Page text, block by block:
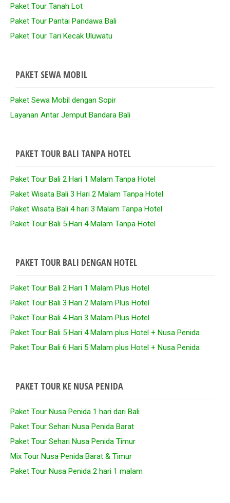
Paket Tour Tanah Lot
Paket Tour Pantai Pandawa Bali
Paket Tour Tari Kecak Uluwatu
PAKET SEWA MOBIL
Paket Sewa Mobil dengan Sopir
Layanan Antar Jemput Bandara Bali
PAKET TOUR BALI TANPA HOTEL
Paket Tour Bali 2 Hari 1 Malam Tanpa Hotel
Paket Wisata Bali 3 Hari 2 Malam Tanpa Hotel
Paket Wisata Bali 4 hari 3 Malam Tanpa Hotel
Paket Tour Bali 5 Hari 4 Malam Tanpa Hotel
PAKET TOUR BALI DENGAN HOTEL
Paket Tour Bali 2 Hari 1 Malam Plus Hotel
Paket Tour Bali 3 Hari 2 Malam Plus Hotel
Paket Tour Bali 4 Hari 3 Malam Plus Hotel
Paket Tour Bali 5 Hari 4 Malam plus Hotel + Nusa Penida
Paket Tour Bali 6 Hari 5 Malam plus Hotel + Nusa Penida
PAKET TOUR KE NUSA PENIDA
Paket Tour Nusa Penida 1 hari dari Bali
Paket Tour Sehari Nusa Penida Barat
Paket Tour Sehari Nusa Penida Timur
Mix Tour Nusa Penida Barat & Timur
Paket Tour Nusa Penida 2 hari 1 malam